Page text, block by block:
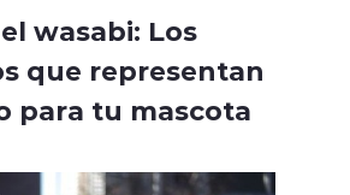
wasabi: Los
que representan
para tu mascota